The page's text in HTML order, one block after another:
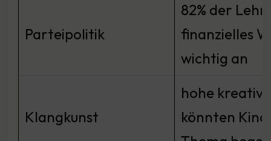
Parteipolitik
82% der
finanzielles
wichtig an
Klangkunst
hohe
könnten